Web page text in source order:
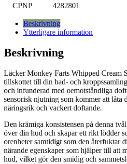
CPNP
4282801
Beskrivning
Ytterligare information
Beskrivning
Läcker Monkey Farts Whipped Cream
tillskottet till din bad- och
och infunderad med oemotståndliga
sensorisk njutning som kommer att låta
näringsrik och vackert doftande.
Den krämiga konsistensen på denna
över din hud och skapar ett rikt lödder
orenheter samtidigt som den återfuktar
närande egenskaper som hjälper till att
hud, vilket gör den smidig och